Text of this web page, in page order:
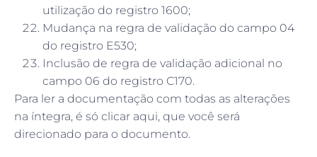
utilização do registro 1600;
Mudança na regra de validação do campo 04
do registro E530;
Inclusão de regra de validação adicional no
campo 06 do registro C170.
Para ler a documentação com todas as alterações
na íntegra, é só clicar aqui, que você será
direcionado para o documento.